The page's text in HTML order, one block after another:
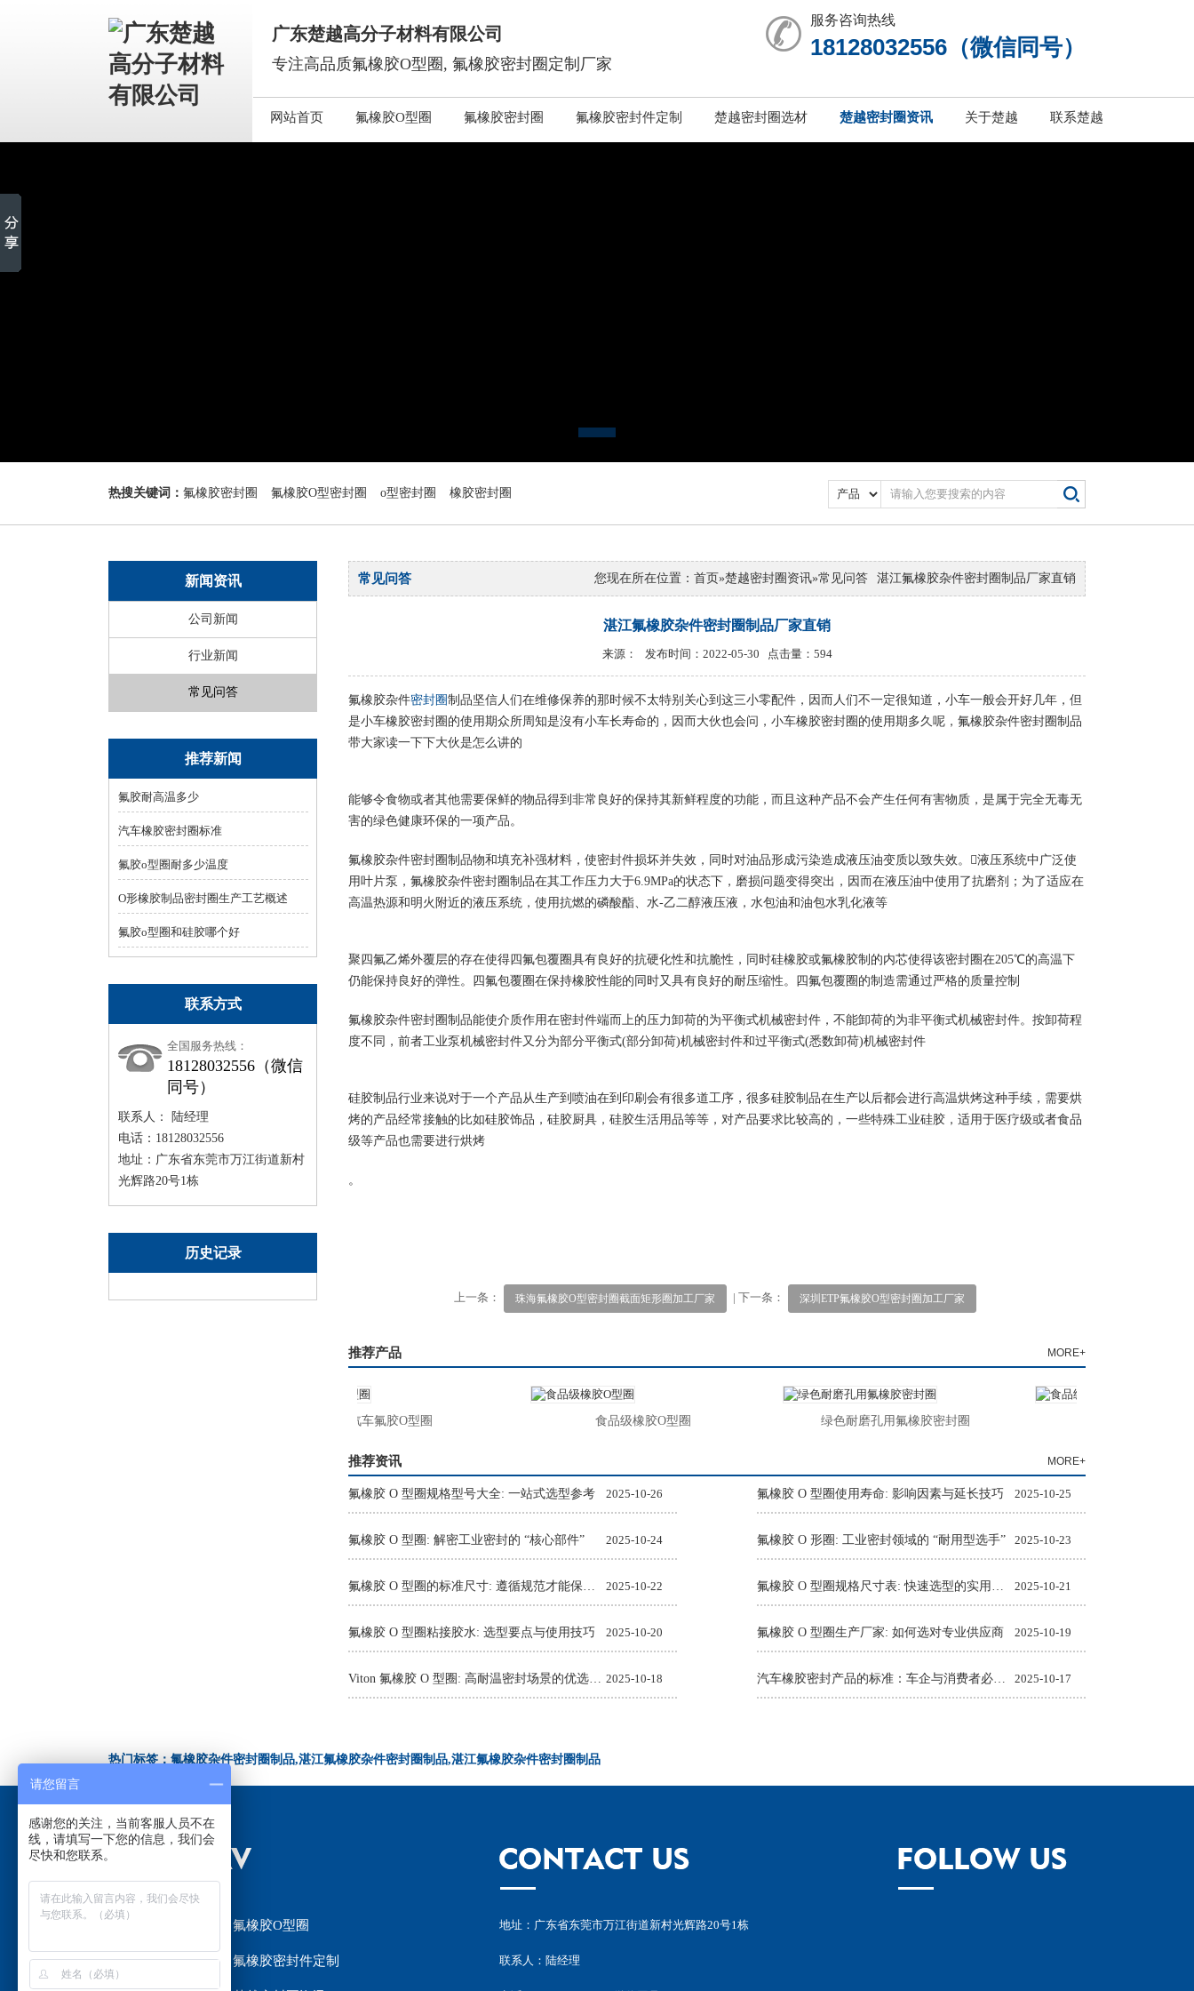
广东楚越高分子材料有限公司
专注高品质氟橡胶O型圈, 氟橡胶密封圈定制厂家
服务咨询热线
18128032556（微信同号）
网站首页 氟橡胶O型圈 氟橡胶密封圈 氟橡胶密封件定制 楚越密封圈选材 楚越密封圈资讯 关于楚越 联系楚越
1
热搜关键词： 氟橡胶密封圈 氟橡胶O型密封圈 o型密封圈 橡胶密封圈
新闻资讯
公司新闻
行业新闻
常见问答
推荐新闻
氟胶耐高温多少
汽车橡胶密封圈标准
氟胶o型圈耐多少温度
O形橡胶制品密封圈生产工艺概述
氟胶o型圈和硅胶哪个好
联系方式
全国服务热线：
18128032556（微信
同号）
联系人： 陆经理
电话：18128032556
地址：广东省东莞市万江街道新村
光辉路20号1栋
历史记录
您现在所在位置： 首页»楚越密封圈资讯»常见问答 湛江氟橡胶杂件密封圈制品厂家直销
常见问答
湛江氟橡胶杂件密封圈制品厂家直销
来源： 发布时间：2022-05-30 点击量：594
氟橡胶杂件密封圈制品坚信人们在维修保养的那时候不太特别关心到这三小零配件，因而人们不一定很知道，小车一般会开好几年，但
是小车橡胶密封圈的使用期众所周知是沒有小车长寿命的，因而大伙也会问，小车橡胶密封圈的使用期多久呢，氟橡胶杂件密封圈制品
带大家读一下下大伙是怎么讲的
能够令食物或者其他需要保鲜的物品得到非常良好的保持其新鲜程度的功能，而且这种产品不会产生任何有害物质，是属于完全无毒无
害的绿色健康环保的一项产品。
氟橡胶杂件密封圈制品物和填充补强材料，使密封件损坏并失效，同时对油品形成污染造成液压油变质以致失效。液压系统中广泛使
用叶片泵，氟橡胶杂件密封圈制品在其工作压力大于6.9MPa的状态下，磨损问题变得突出，因而在液压油中使用了抗磨剂；为了适应在
高温热源和明火附近的液压系统，使用抗燃的磷酸酯、水-乙二醇液压液，水包油和油包水乳化液等
聚四氟乙烯外覆层的存在使得四氟包覆圈具有良好的抗硬化性和抗脆性，同时硅橡胶或氟橡胶制的内芯使得该密封圈在205℃的高温下
仍能保持良好的弹性。四氟包覆圈在保持橡胶性能的同时又具有良好的耐压缩性。四氟包覆圈的制造需通过严格的质量控制
氟橡胶杂件密封圈制品能使介质作用在密封件端而上的压力卸荷的为平衡式机械密封件，不能卸荷的为非平衡式机械密封件。按卸荷程
度不同，前者工业泵机械密封件又分为部分平衡式(部分卸荷)机械密封件和过平衡式(悉数卸荷)机械密封件
硅胶制品行业来说对于一个产品从生产到喷油在到印刷会有很多道工序，很多硅胶制品在生产以后都会进行高温烘烤这种手续，需要烘
烤的产品经常接触的比如硅胶饰品，硅胶厨具，硅胶生活用品等等，对产品要求比较高的，一些特殊工业硅胶，适用于医疗级或者食品
级等产品也需要进行烘烤
。
上一条： 珠海氟橡胶O型密封圈截面矩形圈加工厂家 | 下一条： 深圳ETP氟橡胶O型密封圈加工厂家
推荐产品 MORE+
汽车氟胶O型圈 食品级橡胶O型圈 绿色耐磨孔用氟橡胶密封圈
推荐资讯 MORE+
氟橡胶 O 型圈规格型号大全: 一站式选型参考 2025-10-26 氟橡胶 O 型圈使用寿命: 影响因素与延长技巧 2025-10-25
氟橡胶 O 型圈: 解密工业密封的 “核心部件” 2025-10-24 氟橡胶 O 形圈: 工业密封领域的 “耐用型选手” 2025-10-23
氟橡胶 O 型圈的标准尺寸: 遵循规范才能保障密封效果 2025-10-22 氟橡胶 O 型圈规格尺寸表: 快速选型的实用工具 2025-10-21
氟橡胶 O 型圈粘接胶水: 选型要点与使用技巧 2025-10-20 氟橡胶 O 型圈生产厂家: 如何选对专业供应商 2025-10-19
Viton 氟橡胶 O 型圈: 高耐温密封场景的优选解决方案 2025-10-18 汽车橡胶密封产品的标准：车企与消费者必知的质量准则 2025-10-17
热门标签：氟橡胶杂件密封圈制品,湛江氟橡胶杂件密封圈制品,湛江氟橡胶杂件密封圈制品
氟橡胶O型圈
氟橡胶密封圈 氟橡胶密封件定制
地址：广东省东莞市万江街道新村光辉路20号1栋
联系人：陆经理
请您留言
感谢您的关注，当前客服人员不在
线，请填写一下您的信息，我们会
尽快和您联系。